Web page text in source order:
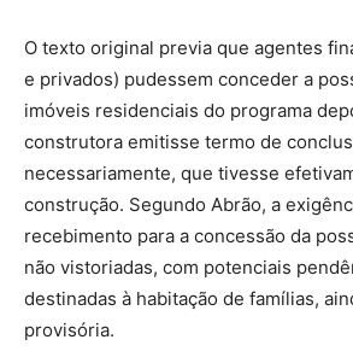
O texto original previa que agentes
e privados) pudessem conceder a
imóveis residenciais do programa
construtora emitisse termo de
necessariamente, que tivesse
construção. Segundo Abrão, a
recebimento para a concessão da
não vistoriadas, com potenciais
destinadas à habitação de famílias,
provisória.